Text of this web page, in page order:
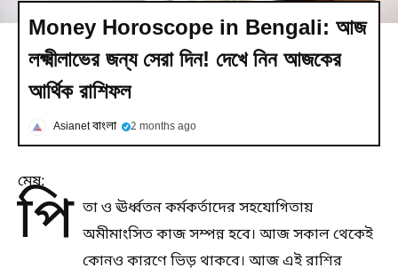
Money Horoscope in Bengali: আজ
লক্ষ্মীলাভের জন্য সেরা দিন! দেখে নিন আজকের
আর্থিক রাশিফল
Asianet বাংলা 2 months ago
মেষ:
পি তা ও ঊর্ধ্বতন কর্মকর্তাদের সহযোগিতায়
অমীমাংসিত কাজ সম্পন্ন হবে। আজ সকাল থেকেই
কোনও কারণে ভিড় থাকবে। আজ এই রাশির